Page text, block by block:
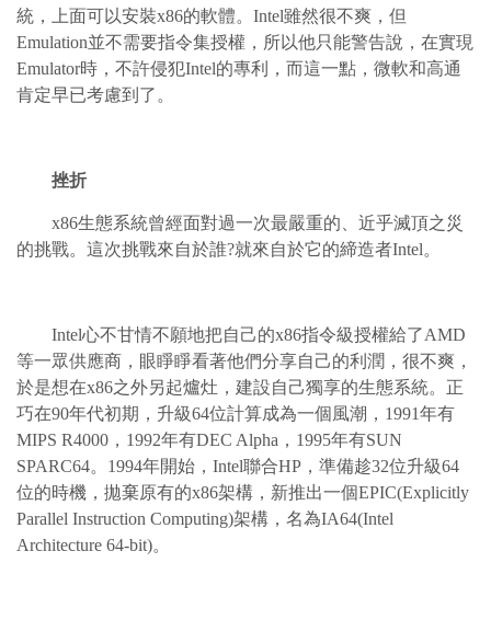
統，上面可以安裝x86的軟體。Intel雖然很不爽，但
Emulation並不需要指令集授權，所以他只能警告說，在實現
Emulator時，不許侵犯Intel的專利，而這一點，微軟和高通
肯定早已考慮到了。
挫折
x86生態系統曾經面對過一次最嚴重的、近乎滅頂之災
的挑戰。這次挑戰來自於誰?就來自於它的締造者Intel。
Intel心不甘情不願地把自己的x86指令級授權給了AMD
等一眾供應商，眼睜睜看著他們分享自己的利潤，很不爽，
於是想在x86之外另起爐灶，建設自己獨享的生態系統。正
巧在90年代初期，升級64位計算成為一個風潮，1991年有
MIPS R4000，1992年有DEC Alpha，1995年有SUN
SPARC64。1994年開始，Intel聯合HP，準備趁32位升級64
位的時機，拋棄原有的x86架構，新推出一個EPIC(Explicitly
Parallel Instruction Computing)架構，名為IA64(Intel
Architecture 64-bit)。